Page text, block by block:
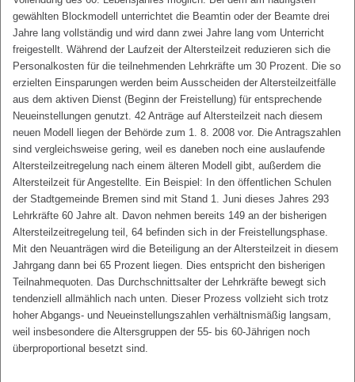
gewählten Blockmodell unterrichtet die Beamtin oder der Beamte drei
Jahre lang vollständig und wird dann zwei Jahre lang vom Unterricht
freigestellt. Während der Laufzeit der Altersteilzeit reduzieren sich die
Personalkosten für die teilnehmenden Lehrkräfte um 30 Prozent. Die so
erzielten Einsparungen werden beim Ausscheiden der Altersteilzeitfälle
aus dem aktiven Dienst (Beginn der Freistellung) für entsprechende
Neueinstellungen genutzt. 42 Anträge auf Altersteilzeit nach diesem
neuen Modell liegen der Behörde zum 1. 8. 2008 vor. Die Antragszahlen
sind vergleichsweise gering, weil es daneben noch eine auslaufende
Altersteilzeitregelung nach einem älteren Modell gibt, außerdem die
Altersteilzeit für Angestellte. Ein Beispiel: In den öffentlichen Schulen
der Stadtgemeinde Bremen sind mit Stand 1. Juni dieses Jahres 293
Lehrkräfte 60 Jahre alt. Davon nehmen bereits 149 an der bisherigen
Altersteilzeitregelung teil, 64 befinden sich in der Freistellungsphase.
Mit den Neuanträgen wird die Beteiligung an der Altersteilzeit in diesem
Jahrgang dann bei 65 Prozent liegen. Dies entspricht den bisherigen
Teilnahmequoten. Das Durchschnittsalter der Lehrkräfte bewegt sich
tendenziell allmählich nach unten. Dieser Prozess vollzieht sich trotz
hoher Abgangs- und Neueinstellungszahlen verhältnismäßig langsam,
weil insbesondere die Altersgruppen der 55- bis 60-Jährigen noch
überproportional besetzt sind.